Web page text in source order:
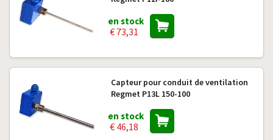
en stock
€ 73,31
Capteur pour conduit de ventilation
Regmet P13L 150-100
en stock
€ 46,18